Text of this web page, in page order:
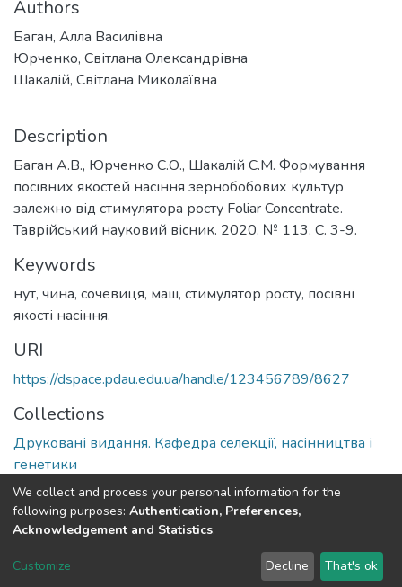
Authors
Баган, Алла Василівна
Юрченко, Світлана Олександрівна
Шакалій, Світлана Миколаївна
Description
Баган А.В., Юрченко С.О., Шакалій С.М. Формування
посівних якостей насіння зернобобових культур
залежно від стимулятора росту Foliar Concentrate.
Таврійський науковий вісник. 2020. № 113. С. 3-9.
Keywords
нут, чина, сочевиця, маш, стимулятор росту, посівні
якості насіння.
URI
https://dspace.pdau.edu.ua/handle/123456789/8627
Collections
Друковані видання. Кафедра селекції, насінництва і
генетики
Full item page
DSpace software copyright © 2002-2026 LYRASIS
Send Feedback
We collect and process your personal information for the
following purposes: Authentication, Preferences,
Acknowledgement and Statistics.
Customize Decline That's ok